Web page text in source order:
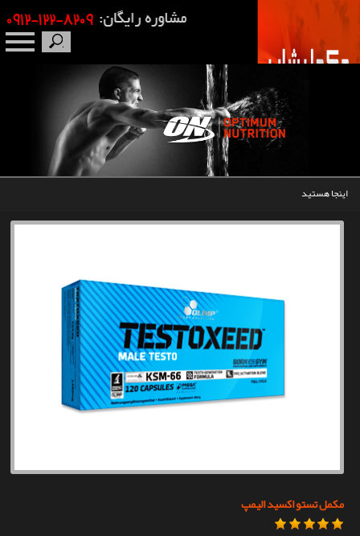
اینجا هستید
مکمل تستو اکسید الیمپ